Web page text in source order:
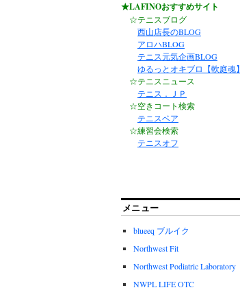
★LAFINOおすすめサイト
☆テニスブログ
西山店長のBLOG
アロハBLOG
テニス元気企画BLOG
ゆるっとオキブロ【軟庭魂】
☆テニスニュース
テニス．ＪＰ
☆空きコート検索
テニスベア
☆練習会検索
テニスオフ
メニュー
blueeq ブルイク
Northwest Fit
Northwest Podiatric Laboratory
NWPL LIFE OTC